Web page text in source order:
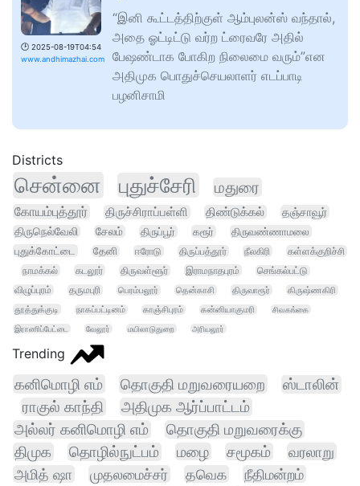
🕑 2025-08-19T04:54
www.andhimazhai.com
“இனி கூட்டத்திற்குள் ஆம்புலன்ஸ் வந்தால்,
அதை ஓட்டிட்டு வர்ற ட்ரைவரே அதில்
பேஷண்டாக போகிற நிலைமை வரும்”என
அதிமுக பொதுச்செயலாளர் எடப்பாடி
பழனிசாமி
Districts
சென்னை புதுச்சேரி மதுரை
கோயம்புத்தூர் திருச்சிராப்பள்ளி திண்டுக்கல் தஞ்சாவூர்
திருநெல்வேலி சேலம் திருப்பூர் கரூர்
திருவண்ணாமலை
புதுக்கோட்டை
தேனி ஈரோடு திருப்பத்தூர் நீலகிரி
கள்ளக்குறிச்சி
நாமக்கல்
கடலூர் திருவள்ளூர் இராமநாதபுரம்
செங்கல்பட்டு
விழுப்புரம்
தருமபுரி பெரம்பலூர் தென்காசி திருவாரூர்
கிருஷ்ணகிரி
தூத்துக்குடி
நாகப்பட்டினம் காஞ்சிபுரம் கன்னியாகுமரி
சிவகங்கை
இராணிப்பேட்டை
வேலூர் மயிலாடுதுறை அரியலூர்
Trending
கனிமொழி எம் தொகுதி மறுவரையறை
ஸ்டாலின்
ராகுல் காந்தி
அதிமுக ஆர்ப்பாட்டம்
அல்லர் கனிமொழி எம்
தொகுதி மறுவரைக்கு
திமுக
தொழில்நுட்பம் மழை சமூகம்
வரலாறு
அமித் ஷா
முதலமைச்சர் தவெக
நீதிமன்றம்